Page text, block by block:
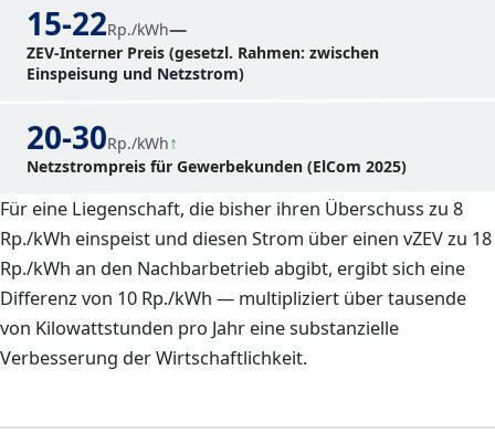
15-22Rp./kWh—
ZEV-Interner Preis (gesetzl. Rahmen: zwischen
Einspeisung und Netzstrom)
20-30Rp./kWh
Netzstrompreis für Gewerbekunden (ElCom 2025)
Für eine Liegenschaft, die bisher ihren Überschuss zu 8
Rp./kWh einspeist und diesen Strom über einen vZEV zu 18
Rp./kWh an den Nachbarbetrieb abgibt, ergibt sich eine
Differenz von 10 Rp./kWh — multipliziert über tausende
von Kilowattstunden pro Jahr eine substanzielle
Verbesserung der Wirtschaftlichkeit.